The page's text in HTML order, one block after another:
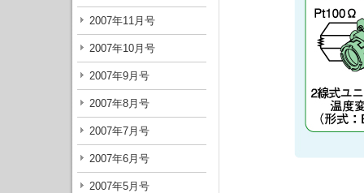
2007年11月号
2007年10月号
2007年9月号
2007年8月号
2007年7月号
2007年6月号
2007年5月号